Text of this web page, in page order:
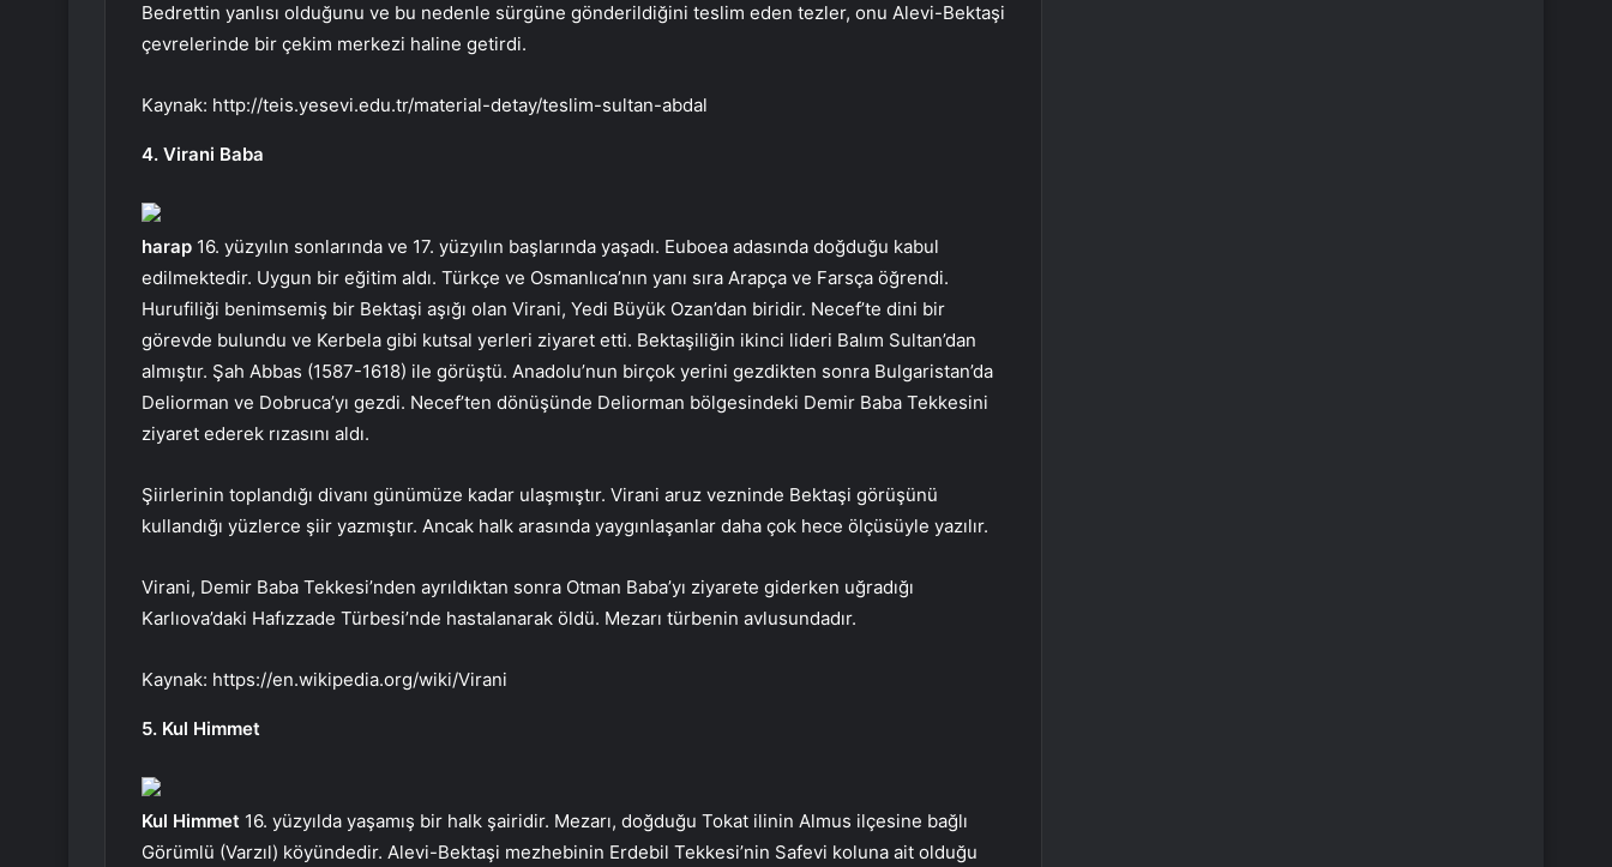
Bedrettin yanlısı olduğunu ve bu nedenle sürgüne gönderildiğini teslim eden tezler, onu Alevi-Bektaşi
çevrelerinde bir çekim merkezi haline getirdi.
Kaynak: http://teis.yesevi.edu.tr/material-detay/teslim-sultan-abdal
4. Virani Baba
harap 16. yüzyılın sonlarında ve 17. yüzyılın başlarında yaşadı. Euboea adasında doğduğu kabul
edilmektedir. Uygun bir eğitim aldı. Türkçe ve Osmanlıca’nın yanı sıra Arapça ve Farsça öğrendi.
Hurufiliği benimsemiş bir Bektaşi aşığı olan Virani, Yedi Büyük Ozan’dan biridir. Necef’te dini bir
görevde bulundu ve Kerbela gibi kutsal yerleri ziyaret etti. Bektaşiliğin ikinci lideri Balım Sultan’dan
almıştır. Şah Abbas (1587-1618) ile görüştü. Anadolu’nun birçok yerini gezdikten sonra Bulgaristan’da
Deliorman ve Dobruca’yı gezdi. Necef’ten dönüşünde Deliorman bölgesindeki Demir Baba Tekkesini
ziyaret ederek rızasını aldı.
Şiirlerinin toplandığı divanı günümüze kadar ulaşmıştır. Virani aruz vezninde Bektaşi görüşünü
kullandığı yüzlerce şiir yazmıştır. Ancak halk arasında yaygınlaşanlar daha çok hece ölçüsüyle yazılır.
Virani, Demir Baba Tekkesi’nden ayrıldıktan sonra Otman Baba’yı ziyarete giderken uğradığı
Karlıova’daki Hafızzade Türbesi’nde hastalanarak öldü. Mezarı türbenin avlusundadır.
Kaynak: https://en.wikipedia.org/wiki/Virani
5. Kul Himmet
Kul Himmet 16. yüzyılda yaşamış bir halk şairidir. Mezarı, doğduğu Tokat ilinin Almus ilçesine bağlı
Görümlü (Varzıl) köyündedir. Alevi-Bektaşi mezhebinin Erdebil Tekkesi’nin Safevi koluna ait olduğu